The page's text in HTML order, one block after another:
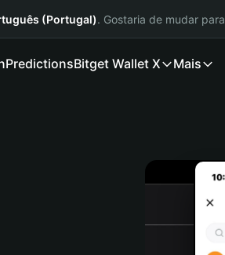
(Portugal). Gostaria de mudar para
PredictionsBitget Wallet X Mais